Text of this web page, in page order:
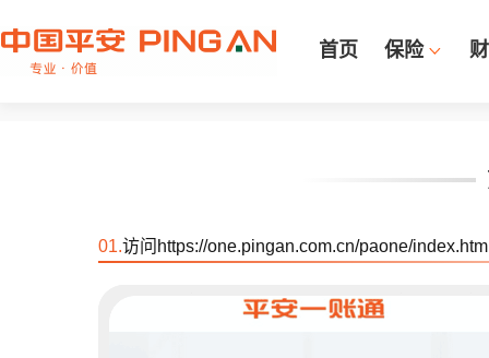
首页 保险
01.访问 https://one.pingan.com.cn/paone/